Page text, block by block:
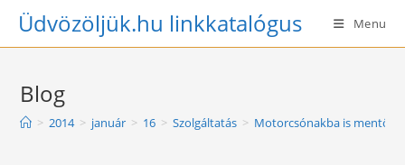
SkipÜdvözöljük.hu linkkatalógus Menu
Blog
> 2014 > január > 16 > Szolgáltatás > Motorcsónakba is